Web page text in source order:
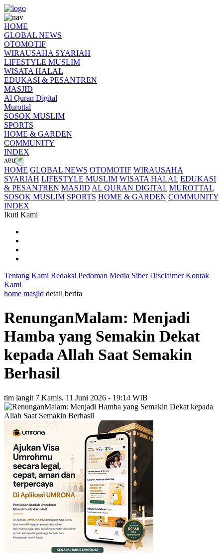
HOME
GLOBAL NEWS
OTOMOTIF
WIRAUSAHA SYARIAH
LIFESTYLE MUSLIM
WISATA HALAL
EDUKASI & PESANTREN
MASJID
Al Quran Digital
Murottal
SOSOK MUSLIM
SPORTS
HOME & GARDEN
COMMUNITY
INDEX
HOME GLOBAL NEWS OTOMOTIF WIRAUSAHA
SYARIAH LIFESTYLE MUSLIM WISATA HALAL EDUKASI
& PESANTREN MASJID AL QURAN DIGITAL MUROTTAL
SOSOK MUSLIM SPORTS HOME & GARDEN COMMUNITY
INDEX
Ikuti Kami
Tentang Kami Redaksi Pedoman Media Siber Disclaimer Kontak
Kami
home masjid detail berita
RenunganMalam: Menjadi
Hamba yang Semakin Dekat
kepada Allah Saat Semakin
Berhasil
tim langit 7 Kamis, 11 Juni 2026 - 19:14 WIB